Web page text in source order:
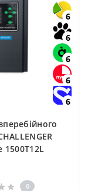
6
6
6
6
6
1500T12L
0